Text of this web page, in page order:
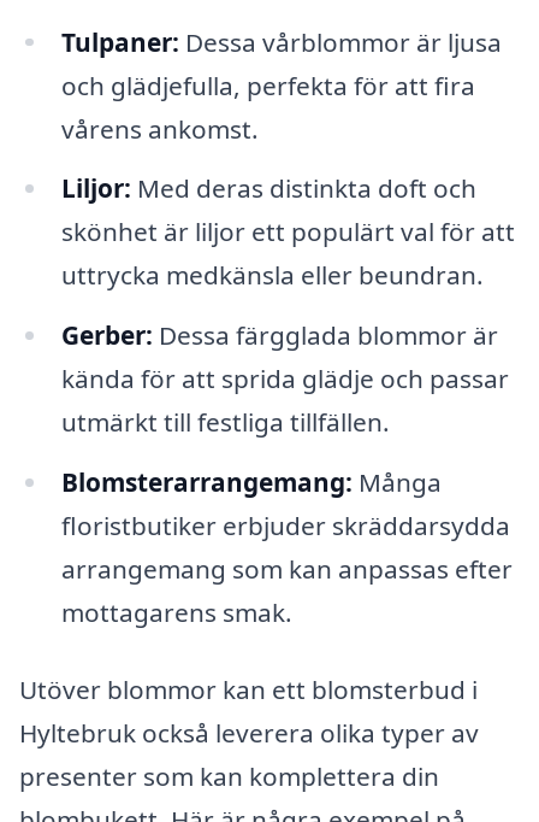
Tulpaner: Dessa vårblommor är ljusa
och glädjefulla, perfekta för att fira
vårens ankomst.
Liljor: Med deras distinkta doft och
skönhet är liljor ett populärt val för att
uttrycka medkänsla eller beundran.
Gerber: Dessa färgglada blommor är
kända för att sprida glädje och passar
utmärkt till festliga tillfällen.
Blomsterarrangemang: Många
floristbutiker erbjuder skräddarsydda
arrangemang som kan anpassas efter
mottagarens smak.
Utöver blommor kan ett blomsterbud i
Hyltebruk också leverera olika typer av
presenter som kan komplettera din